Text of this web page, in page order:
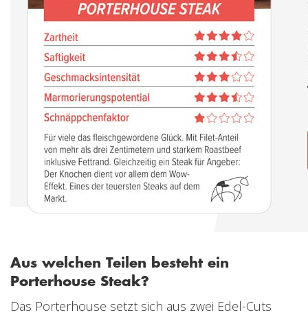
Aus welchen Teilen besteht ein
Porterhouse Steak?
Das Porterhouse setzt sich aus zwei Edel-Cuts